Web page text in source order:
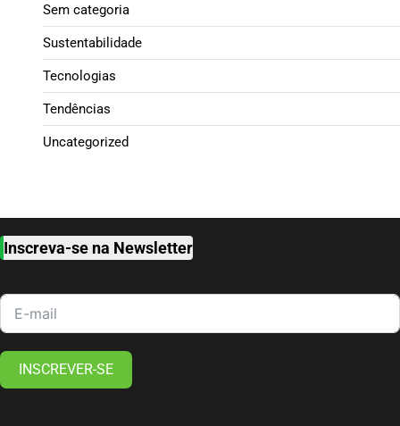
Sem categoria
Sustentabilidade
Tecnologias
Tendências
Uncategorized
Inscreva-se na Newsletter
INSCREVER-SE